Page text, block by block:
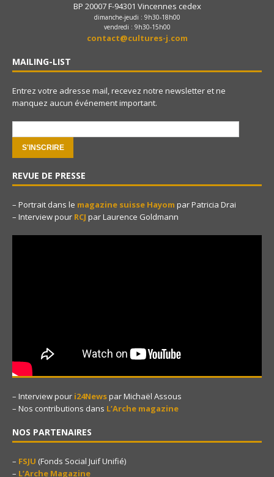
BP 20007 F-94301 Vincennes cedex
dimanche-jeudi : 9h30-18h00
vendredi : 9h30-15h00
contact@cultures-j.com
MAILING-LIST
Entrez votre adresse mail, recevez notre newsletter et ne
manquez aucun événement important.
REVUE DE PRESSE
– Portrait dans le magazine suisse Hayom par Patricia Drai
– Interview pour RCJ par Laurence Goldmann
– Interview pour i24Newspar Michaël Assous
– Nos contributions dans L’Arche magazine
NOS PARTENAIRES
– FSJU (Fonds Social Juif Unifié)
– L’Arche Magazine